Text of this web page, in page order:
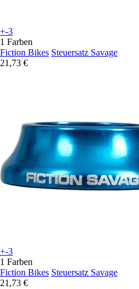
+-3
1 Farben
Fiction Bikes Steuersatz Savage
21,73 €
+-3
1 Farben
Fiction Bikes Steuersatz Savage
21,73 €